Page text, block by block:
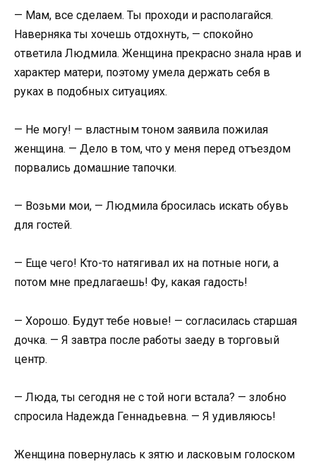
— Мам, все сделаем. Ты проходи и располагайся.
Наверняка ты хочешь отдохнуть, — спокойно
ответила Людмила. Женщина прекрасно знала нрав и
характер матери, поэтому умела держать себя в
руках в подобных ситуациях.
— Не могу! — властным тоном заявила пожилая
женщина. — Дело в том, что у меня перед отъездом
порвались домашние тапочки.
— Возьми мои, — Людмила бросилась искать обувь
для гостей.
— Еще чего! Кто-то натягивал их на потные ноги, а
потом мне предлагаешь! Фу, какая гадость!
— Хорошо. Будут тебе новые! — согласилась старшая
дочка. — Я завтра после работы заеду в торговый
центр.
— Люда, ты сегодня не с той ноги встала? — злобно
спросила Надежда Геннадьевна. — Я удивляюсь!
Женщина повернулась к зятю и ласковым голоском